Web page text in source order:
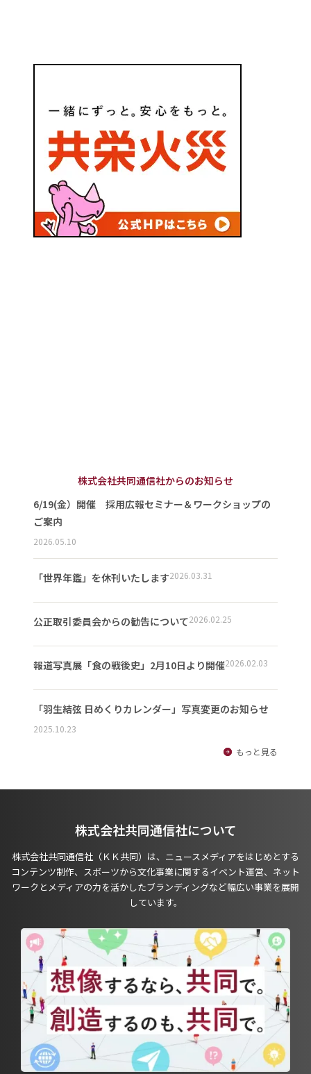
株式会社共同通信社からのお知らせ
6/19(金）開催 採用広報セミナー＆ワークショップの
ご案内
2026.05.10
「世界年鑑」を休刊いたします2026.03.31
公正取引委員会からの勧告について2026.02.25
報道写真展「食の戦後史」2月10日より開催2026.02.03
「羽生結弦 日めくりカレンダー」写真変更のお知らせ
2025.10.23
もっと見る
株式会社共同通信社について
株式会社共同通信社（ＫＫ共同）は、ニュースメディアをはじめとする
コンテンツ制作、スポーツから文化事業に関するイベント運営、ネット
ワークとメディアの力を活かしたブランディングなど幅広い事業を展開
しています。